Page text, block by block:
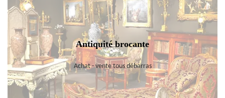
Antiquité brocante
Achat - vente tous débarras